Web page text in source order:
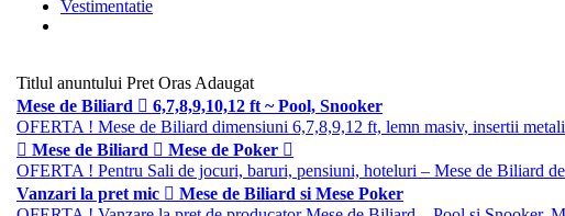
Vestimentatie
Titlul anuntului Pret Oras Adaugat
Mese de Biliard  6,7,8,9,10,12 ft ~ Pool, Snooker
OFERTA ! Mese de Biliard dimensiuni 6,7,8,9,12 ft, lemn masiv, insertii
 Mese de Biliard  Mese de Poker 
OFERTA ! Pentru Sali de jocuri, baruri, pensiuni, hoteluri – Mese de Biliard
Vanzari la pret mic  Mese de Biliard si Mese Poker